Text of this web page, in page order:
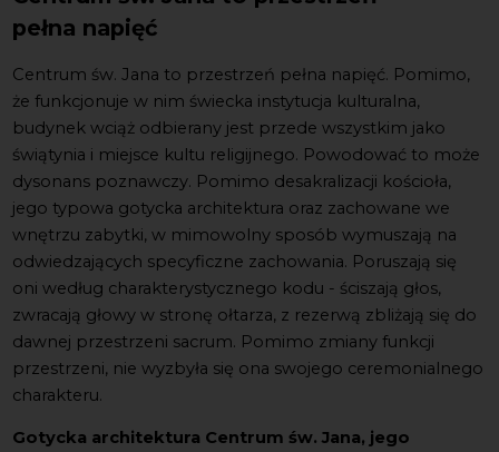
pełna napięć
Centrum św. Janato przestrzeń pełna napięć. Pomimo,
że funkcjonuje w nim świecka instytucja kulturalna,
budynek wciąż odbierany jest przede wszystkim jako
świątynia i miejsce kultu religijnego. Powodować to może
dysonans poznawczy. Pomimo desakralizacji kościoła,
jego typowa gotycka architektura oraz zachowane we
wnętrzu zabytki, w mimowolny sposób wymuszają na
odwiedzających specyficzne zachowania. Poruszają się
oni według charakterystycznego kodu - ściszają głos,
zwracają głowy w stronę ołtarza, z rezerwą zbliżają się do
dawnej przestrzeni sacrum. Pomimo zmiany funkcji
przestrzeni, nie wyzbyła się ona swojego ceremonialnego
charakteru.
Gotycka architektura Centrum św. Jana, jego